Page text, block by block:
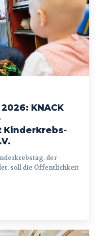
KNACK
Kinderkrebs-
soll die Öffentlichkeit